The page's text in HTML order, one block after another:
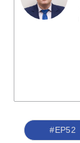
#ЕР52